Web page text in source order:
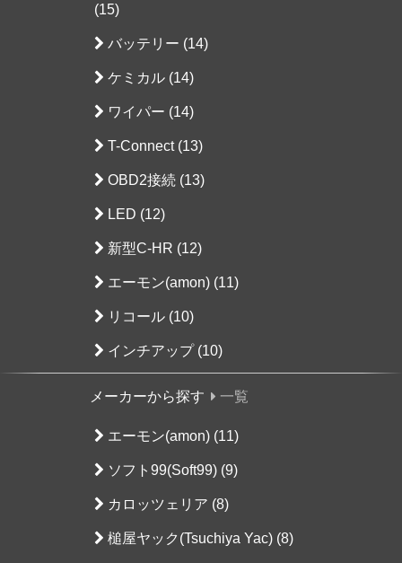
(15)
バッテリー (14)
ケミカル (14)
ワイパー (14)
T-Connect (13)
OBD2接続 (13)
LED (12)
新型C-HR (12)
エーモン(amon) (11)
リコール (10)
インチアップ (10)
メーカーから探す 一覧
エーモン(amon) (11)
ソフト99(Soft99) (9)
カロッツェリア (8)
槌屋ヤック(Tsuchiya Yac) (8)